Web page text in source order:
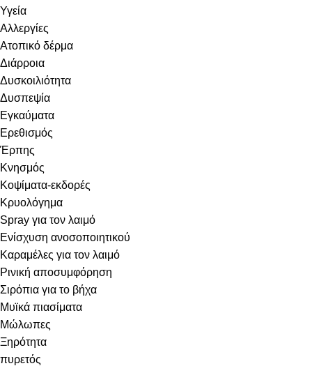
Υγεία
Αλλεργίες
Ατοπικό δέρμα
Διάρροια
Δυσκοιλιότητα
Δυσπεψία
Εγκαύματα
Ερεθισμός
Έρπης
Κνησμός
Κοψίματα-εκδορές
Κρυολόγημα
Spray για τον λαιμό
Ενίσχυση ανοσοποιητικού
Καραμέλες για τον λαιμό
Ρινική αποσυμφόρηση
Σιρόπια για το βήχα
Μυϊκά πιασίματα
Μώλωπες
Ξηρότητα
πυρετός